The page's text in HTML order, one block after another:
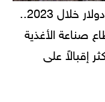
حجم استثمارات يصل لـ 94 مليار دولار خلال 2023..
صناعة الأغذية
إقبالاً على